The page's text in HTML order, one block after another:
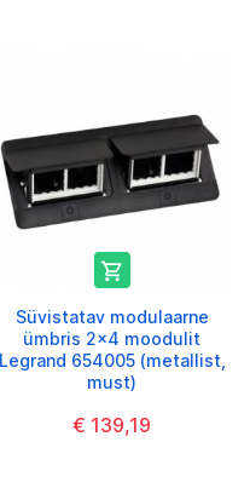

Süvistatav modulaarne
ümbris 2x4 moodulit
Legrand 654005 (metallist,
must)
€ 139,19